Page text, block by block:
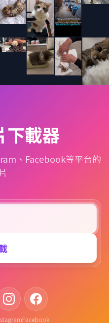
下載器
、Facebook等平台的
Facebook